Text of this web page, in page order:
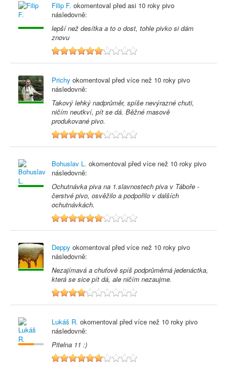
Filip F. okomentoval před asi 10 roky pivo
následovně:
lepší než desítka a to o dost, tohle pivko si dám
znovu
6
Prichy okomentoval před více než 10 roky pivo
následovně:
Takový lehký nadprůměr, spíše nevýrazné chuti,
ničím neutkví, pít se dá. Běžné masově
produkované pivo.
6
Bohuslav L. okomentoval před více než 10 roky pivo
následovně:
Ochutnávka piva na 1.slavnostech piva v Táboře -
čerstvé pivo, osvěžilo a podpořilo v dalších
ochutnávkách.
6
Deppy okomentoval před více než 10 roky pivo
následovně:
Nezajímavá a chuťově spíš podprůměrná jedenáctka,
která se sice pít dá, ale ničím nezaujme.
4
Lukáš R. okomentoval před více než 10 roky pivo
následovně:
Pitelna 11 :)
6